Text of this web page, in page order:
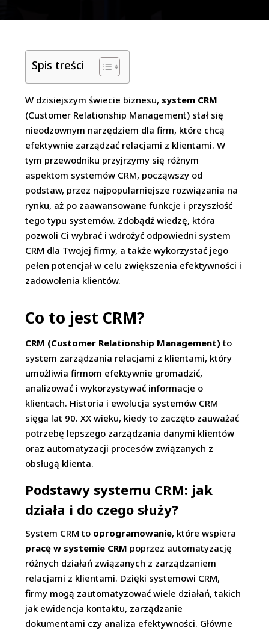
Spis treści
W dzisiejszym świecie biznesu, system CRM
(Customer Relationship Management) stał się
nieodzownym narzędziem dla firm, które chcą
efektywnie zarządzać relacjami z klientami. W
tym przewodniku przyjrzymy się różnym
aspektom systemów CRM, począwszy od
podstaw, przez najpopularniejsze rozwiązania na
rynku, aż po zaawansowane funkcje i przyszłość
tego typu systemów. Zdobądź wiedzę, która
pozwoli Ci wybrać i wdrożyć odpowiedni system
CRM dla Twojej firmy, a także wykorzystać jego
pełen potencjał w celu zwiększenia efektywności i
zadowolenia klientów.
Co to jest CRM?
CRM (Customer Relationship Management) to
system zarządzania relacjami z klientami, który
umożliwia firmom efektywnie gromadzić,
analizować i wykorzystywać informacje o
klientach. Historia i ewolucja systemów CRM
sięga lat 90. XX wieku, kiedy to zaczęto zauważać
potrzebę lepszego zarządzania danymi klientów
oraz automatyzacji procesów związanych z
obsługą klienta.
Podstawy systemu CRM: jak
działa i do czego służy?
System CRM to oprogramowanie, które wspiera
pracę w systemie CRM poprzez automatyzację
różnych działań związanych z zarządzaniem
relacjami z klientami. Dzięki systemowi CRM,
firmy mogą zautomatyzować wiele działań, takich
jak ewidencja kontaktu, zarządzanie
dokumentami czy analiza efektywności. Główne